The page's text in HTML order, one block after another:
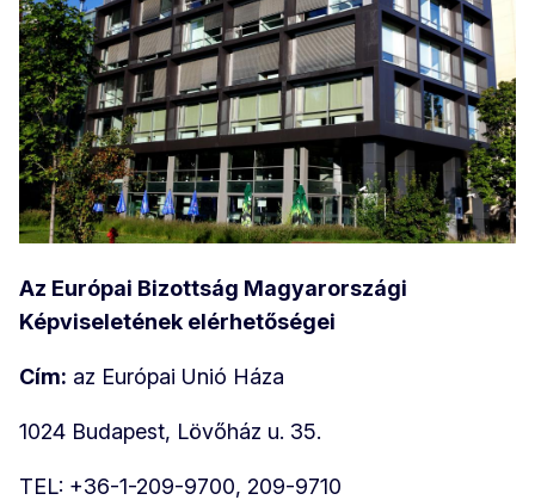
Az Európai Bizottság Magyarországi
Képviseletének elérhetőségei
Cím: az Európai Unió Háza
1024 Budapest, Lövőház u. 35.
TEL: +36-1-209-9700, 209-9710